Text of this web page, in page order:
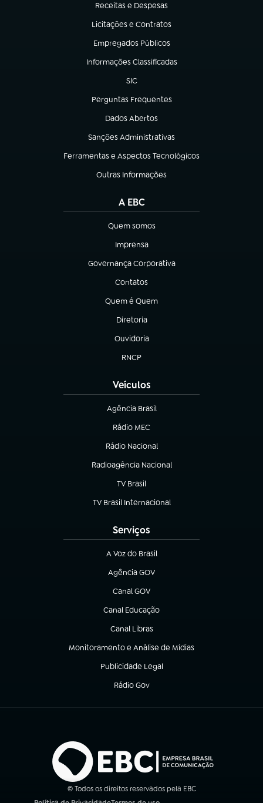
Receitas e Despesas
(abre em nova aba)
Licitações e Contratos
(abre em nova aba)
Empregados Públicos
(abre em nova aba)
Informações Classificadas
(abre em nova aba)
SIC
(abre em nova aba)
Perguntas Frequentes
(abre em nova aba)
Dados Abertos
(abre em nova aba)
Sanções Administrativas
(abre em nova aba)
Ferramentas e Aspectos Tecnológicos
(abre em nova aba)
Outras Informações
(abre em nova aba)
A EBC
Quem somos
(abre em nova aba)
Imprensa
(abre em nova aba)
Governança Corporativa
(abre em nova aba)
Contatos
(abre em nova aba)
Quem é Quem
(abre em nova aba)
Diretoria
(abre em nova aba)
Ouvidoria
(abre em nova aba)
RNCP
(abre em nova aba)
Veículos
Agência Brasil
(abre em nova aba)
Rádio MEC
Rádio Nacional
(abre em nova aba)
Radioagência Nacional
(abre em nova aba)
TV Brasil
(abre em nova aba)
TV Brasil Internacional
(abre em nova aba)
Serviços
A Voz do Brasil
(abre em nova aba)
Agência GOV
(abre em nova aba)
Canal GOV
(abre em nova aba)
Canal Educação
(abre em nova aba)
Canal Libras
(abre em nova aba)
Monitoramento e Análise de Mídias
(abre em nova aba)
Publicidade Legal
(abre em nova aba)
Rádio Gov
(abre em nova aba)
© Todos os direitos reservados pela EBC